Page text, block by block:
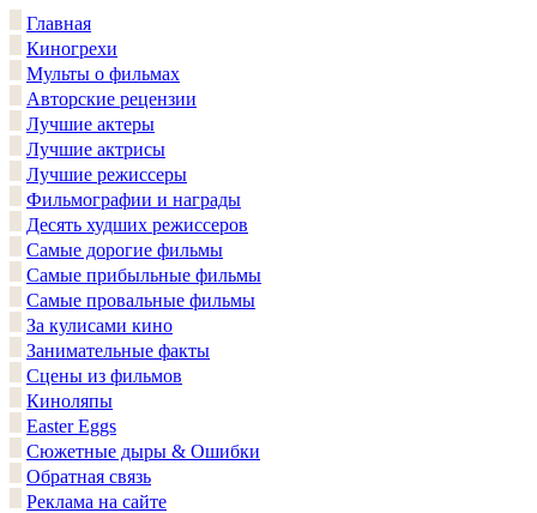
Главная
Киногрехи
Мульты о фильмах
Авторские рецензии
Лучшие актеры
Лучшие актрисы
Лучшие режиссеры
Фильмографии и награды
Десять худших режиссеров
Самые дорогие фильмы
Самые прибыльные фильмы
Самые провальные фильмы
За кулисами кино
Занимательные факты
Сцены из фильмов
Киноляпы
Easter Eggs
Сюжетные дыры & Ошибки
Обратная связь
Реклама на сайте